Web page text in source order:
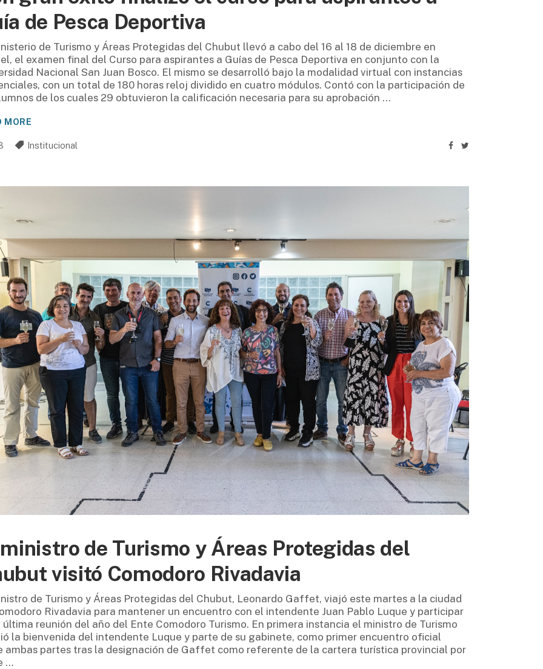
de Pesca Deportiva
de Turismo y Áreas Protegidas del Chubut llevó a cabo del 16 al 18 de diciembre en
el examen final del Curso para aspirantes a Guías de Pesca Deportiva en conjunto con la
Nacional San Juan Bosco. El mismo se desarrolló bajo la modalidad virtual con instancias
con un total de 180 horas reloj dividido en cuatro módulos. Contó con la participación de
de los cuales 29 obtuvieron la calificación necesaria para su aprobación
MORE
Institucional
de Turismo y Áreas Protegidas del
visitó Comodoro Rivadavia
de Turismo y Áreas Protegidas del Chubut, Leonardo Gaffet, viajó este martes a la ciudad
Rivadavia para mantener un encuentro con el intendente Juan Pablo Luque y participar
última reunión del año del Ente Comodoro Turismo. En primera instancia el ministro de Turismo
la bienvenida del intendente Luque y parte de su gabinete, como primer encuentro oficial
ambas partes tras la designación de Gaffet como referente de la cartera turística provincial por